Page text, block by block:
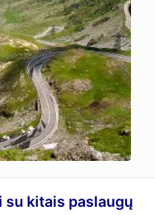
su kitais paslaugų